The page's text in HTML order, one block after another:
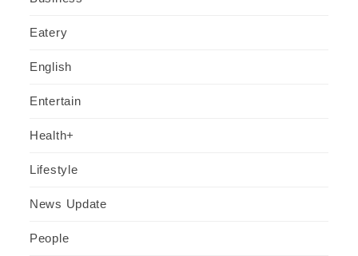
Eatery
English
Entertain
Health+
Lifestyle
News Update
People